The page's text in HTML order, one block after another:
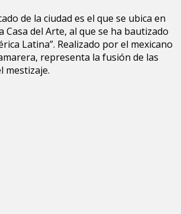
de la ciudad es el que se ubica en
Casa del Arte, al que se ha bautizado
Latina”. Realizado por el mexicano
representa la fusión de las
mestizaje.